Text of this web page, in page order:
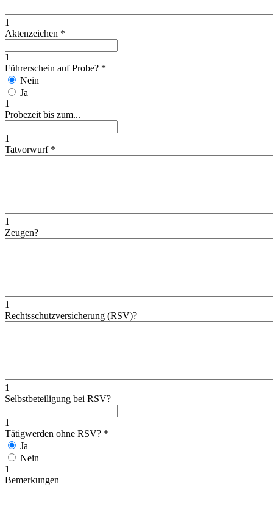
1
Aktenzeichen *
1
Führerschein auf Probe? *
Nein
Ja
1
Probezeit bis zum...
1
Tatvorwurf *
1
Zeugen?
1
Rechtsschutzversicherung (RSV)?
1
Selbstbeteiligung bei RSV?
1
Tätigwerden ohne RSV? *
Ja
Nein
1
Bemerkungen